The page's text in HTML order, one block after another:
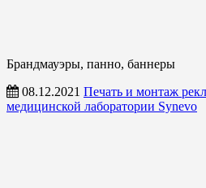
Брандмауэры, панно, баннеры
08.12.2021 Печать и монтаж
медицинской лаборатории Synevo